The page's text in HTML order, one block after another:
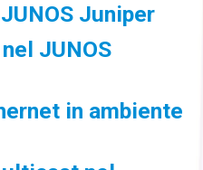
Juniper
JUNOS
in ambiente